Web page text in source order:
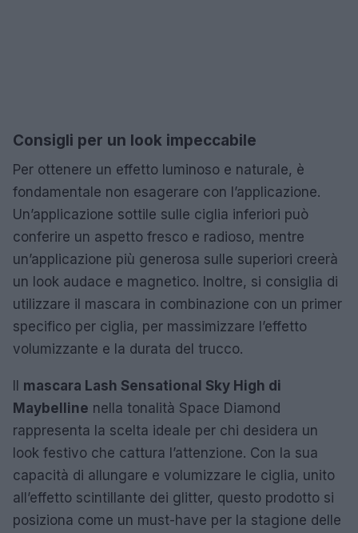
Consigli per un look impeccabile
Per ottenere un effetto luminoso e naturale, è
fondamentale non esagerare con l’applicazione.
Un’applicazione sottile sulle ciglia inferiori può
conferire un aspetto fresco e radioso, mentre
un’applicazione più generosa sulle superiori creerà
un look audace e magnetico. Inoltre, si consiglia di
utilizzare il mascara in combinazione con un primer
specifico per ciglia, per massimizzare l’effetto
volumizzante e la durata del trucco.
Il mascara Lash Sensational Sky High di
Maybelline nella tonalità Space Diamond
rappresenta la scelta ideale per chi desidera un
look festivo che cattura l’attenzione. Con la sua
capacità di allungare e volumizzare le ciglia, unito
all’effetto scintillante dei glitter, questo prodotto si
posiziona come un must-have per la stagione delle